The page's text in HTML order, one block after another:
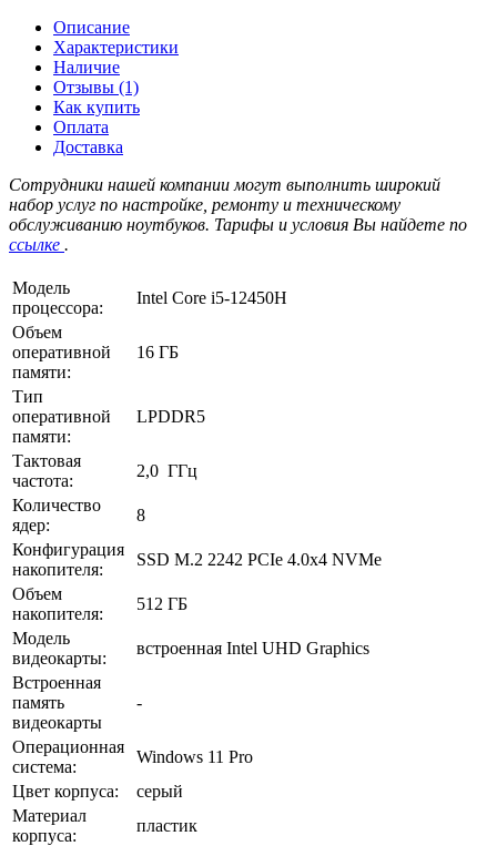
Описание
Характеристики
Наличие
Отзывы (1)
Как купить
Оплата
Доставка
Сотрудники нашей компании могут выполнить широкий
набор услуг по настройке, ремонту и техническому
обслуживанию ноутбуков. Тарифы и условия Вы найдете по
ссылке .
Модель
процессора:
Intel Core i5-12450H
Объем
оперативной
памяти:
16 ГБ
Тип
оперативной
памяти:
LPDDR5
Тактовая
частота:
2,0 ГГц
Количество
ядер:
8
Конфигурация
накопителя:
SSD M.2 2242 PCIe 4.0x4 NVMe
Объем
накопителя:
512 ГБ
Модель
видеокарты:
встроенная Intel UHD Graphics
Встроенная
память
видеокарты
-
Операционная
система:
Windows 11 Pro
Цвет корпуса:
серый
Материал
корпуса:
пластик